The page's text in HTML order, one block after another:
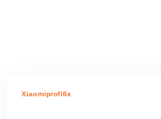
Xiaomiprofifix